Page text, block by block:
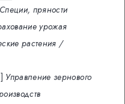
Специи, пряности
урожая
растения /
Управление зернового